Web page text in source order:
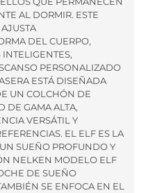
AL DORMIR. ESTE
DEL CUERPO,
PERSONALIZADO
ESTÁ DISEÑADA
UN COLCHÓN DE
DE GAMA ALTA,
VERSÁTIL Y
EL ELF ES LA
SUEÑO PROFUNDO Y
NELKEN MODELO ELF
DE SUEÑO
SE ENFOCA EN EL